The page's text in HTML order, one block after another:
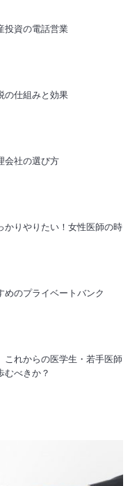
資の電話営業
の仕組みと効果
会社の選び方
かりやりたい！女性医師の時
めのプライベートバンク
これからの医学生・若手医師
むべきか？